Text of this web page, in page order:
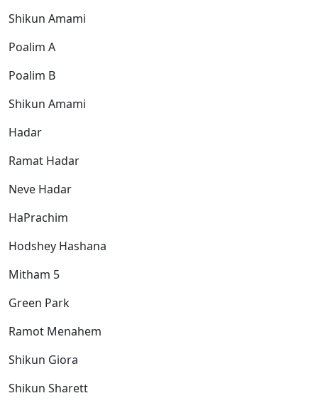
Shikun Amami
Poalim A
Poalim B
Shikun Amami
Hadar
Ramat Hadar
Neve Hadar
HaPrachim
Hodshey Hashana
Mitham 5
Green Park
Ramot Menahem
Shikun Giora
Shikun Sharett